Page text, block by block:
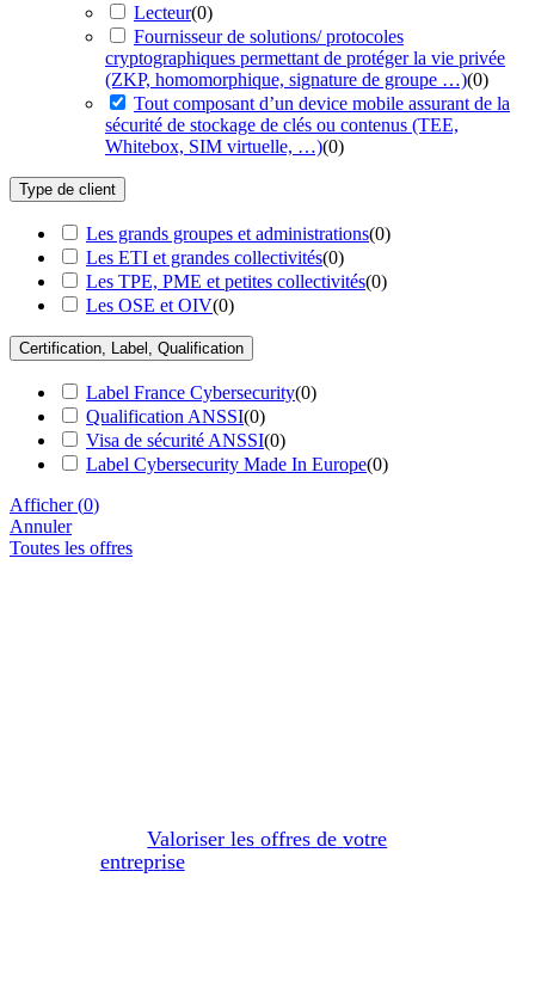
Lecteur(0)
Fournisseur de solutions/ protocoles
cryptographiques permettant de protéger la vie privée
(ZKP, homomorphique, signature de groupe …)(0)
Tout composant d’un device mobile assurant de la
sécurité de stockage de clés ou contenus (TEE,
Whitebox, SIM virtuelle, …)(0)
Type de client
Les grands groupes et administrations(0)
Les ETI et grandes collectivités(0)
Les TPE, PME et petites collectivités(0)
Les OSE et OIV(0)
Certification, Label, Qualification
Label France Cybersecurity(0)
Qualification ANSSI(0)
Visa de sécurité ANSSI(0)
Label Cybersecurity Made In Europe(0)
Afficher(0)
Annuler
Toutes les offres
Valoriser les offres de votre
entreprise